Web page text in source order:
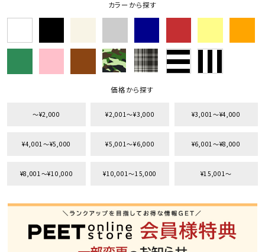
カラーから探す
価格から探す
〜¥2,000 ¥2,001〜¥3,000 ¥3,001〜¥4,000
¥4,001〜¥5,000 ¥5,001〜¥6,000 ¥6,001〜¥8,000
¥8,001〜¥10,000 ¥10,001〜15,000 ¥15,001〜